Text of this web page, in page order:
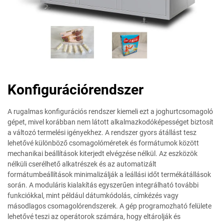
Konfigurációrendszer
A rugalmas konfigurációs rendszer kiemeli ezt a joghurtcsomagoló
gépet, mivel korábban nem látott alkalmazkodóképességet biztosít
a változó termelési igényekhez. A rendszer gyors átállást tesz
lehetővé különböző csomagolóméretek és formátumok között
mechanikai beállítások kiterjedt elvégzése nélkül. Az eszközök
nélküli cserélhető alkatrészek és az automatizált
formátumbeállítások minimalizálják a leállási időt termékátállások
során. A moduláris kialakítás egyszerűen integrálható további
funkciókkal, mint például dátumkódolás, címkézés vagy
másodlagos csomagolórendszerek. A gép programozható felülete
lehetővé teszi az operátorok számára, hogy eltárolják és